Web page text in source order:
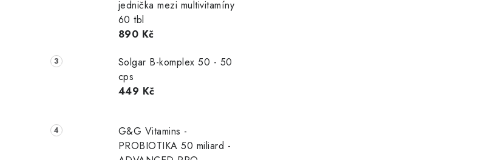
í
p
n
e
jednička mezi multivitamíny
60 tbl
890 Kč
Solgar B-komplex 50 - 50
cps
449 Kč
G&G Vitamins -
PROBIOTIKA 50 miliard -